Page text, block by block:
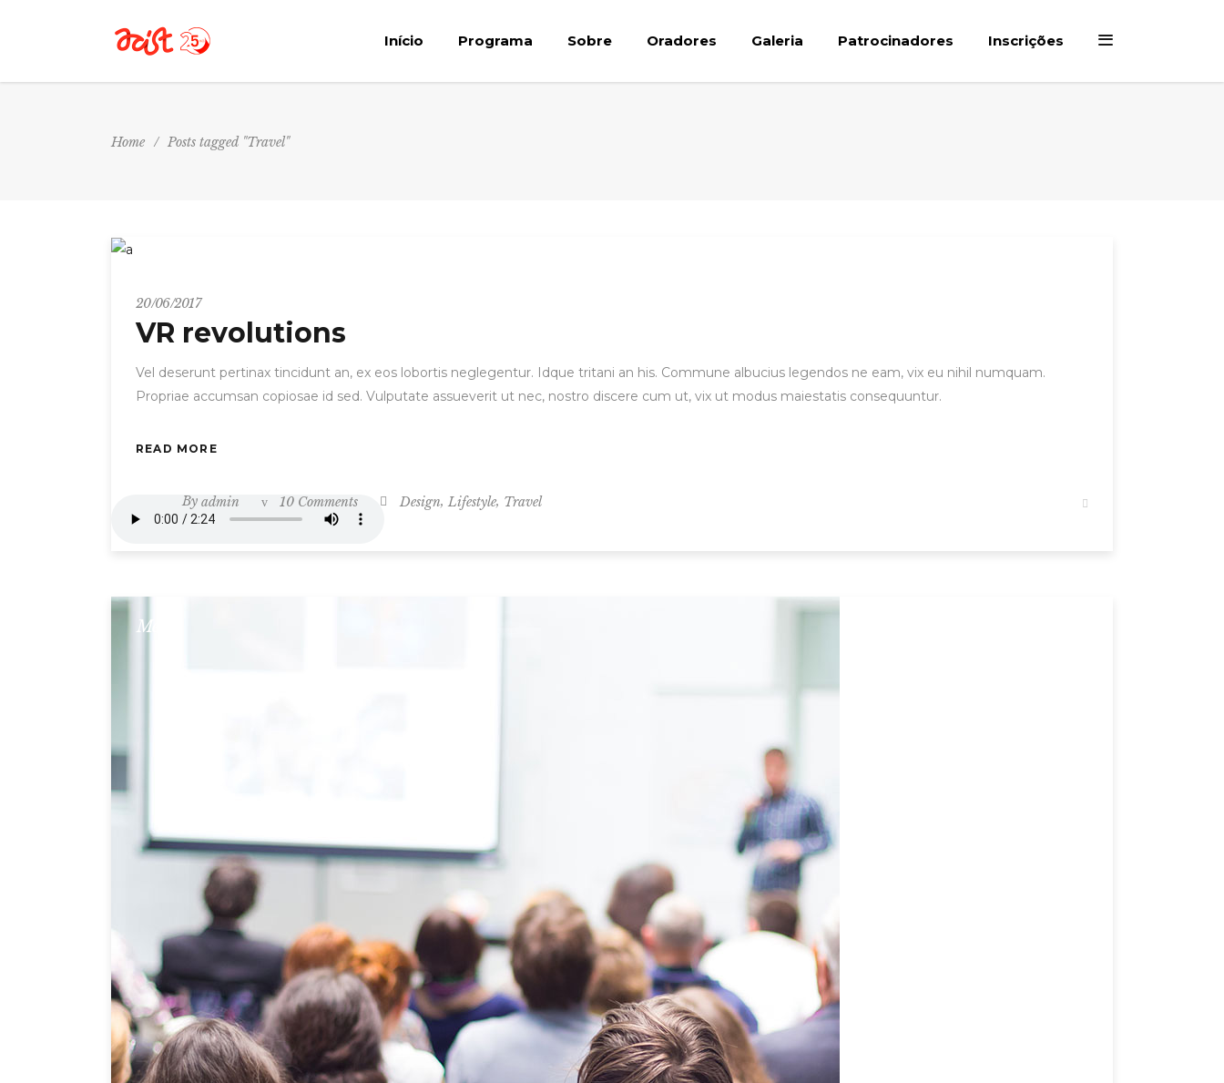
Início Programa Sobre Oradores Galeria Patrocinadores Inscrições
Home / Posts tagged "Travel"
20/06/2017
VR revolutions
Vel deserunt pertinax tincidunt an, ex eos lobortis neglegentur. Idque tritani an his. Commune albucius legendos ne eam, vix eu nihil numquam.
Propriae accumsan copiosae id sed. Vulputate assueverit ut nec, nostro discere cum ut, vix ut modus maiestatis consequuntur.
READ MORE
By admin 10 Comments Design, Lifestyle, Travel
Metro